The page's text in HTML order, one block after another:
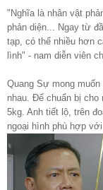
"Nghĩa là nhân vật
phản diện... Ngay từ
tạp, có thể nhiều hơn
lình" - nam diễn viên
Quang Sự mong
nhau. Để chuẩn bị cho
5kg. Anh tiết lộ, trên
ngoại hình phù hợp